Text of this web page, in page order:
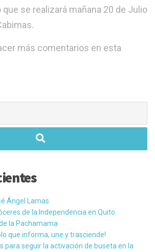
que se realizará mañana 20 de Julio
más comentarios en esta
Ángel Lamas.
de la Independencia en Quito.
la Pachamama
que informa, une y trasciende!
para seguir la activación de buseta en la